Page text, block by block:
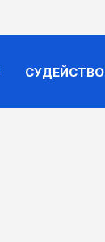
СУДЕЙСТВО